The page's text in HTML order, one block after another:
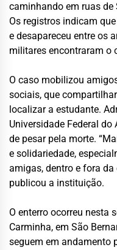
caminhando em ruas de
Os registros indicam
e desapareceu entre os
militares encontraram o
O caso mobilizou
sociais, que
localizar a estudante.
Universidade Federal do
de pesar pela morte.
e solidariedade,
amigas, dentro e fora
publicou a instituição.
O enterro ocorreu nesta
Carminha, em São
seguem em andamento